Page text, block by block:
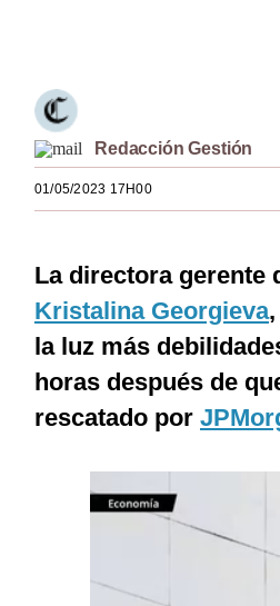
Redacción Gestión
01/05/2023 17H00
La directora gerente
Kristalina Georgieva
la luz más
horas después de
rescatado por